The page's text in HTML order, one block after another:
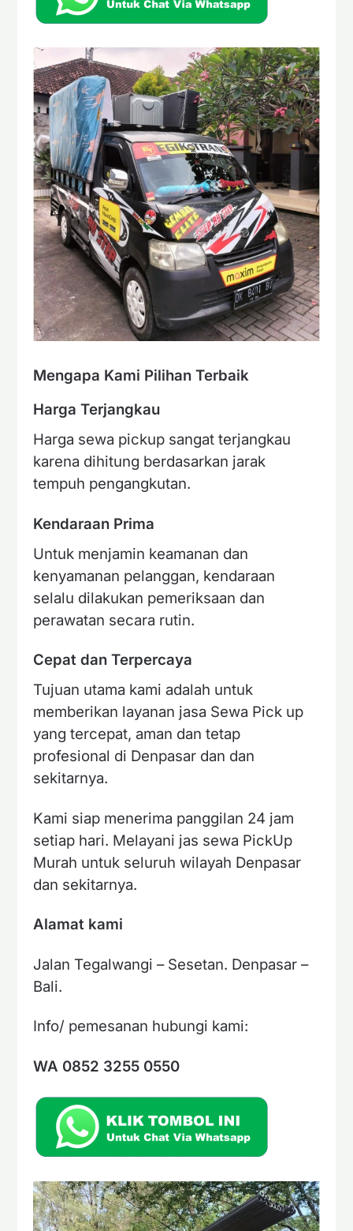
Mengapa Kami Pilihan Terbaik
Harga Terjangkau
Harga sewa pickup sangat terjangkau
karena dihitung berdasarkan jarak
tempuh pengangkutan.
Kendaraan Prima
Untuk menjamin keamanan dan
kenyamanan pelanggan, kendaraan
selalu dilakukan pemeriksaan dan
perawatan secara rutin.
Cepat dan Terpercaya
Tujuan utama kami adalah untuk
memberikan layanan jasa Sewa Pick up
yang tercepat, aman dan tetap
profesional di Denpasar dan dan
sekitarnya.
Kami siap menerima panggilan 24 jam
setiap hari. Melayani jas sewa PickUp
Murah untuk seluruh wilayah Denpasar
dan sekitarnya.
Alamat kami
Jalan Tegalwangi – Sesetan. Denpasar –
Bali.
Info/ pemesanan hubungi kami:
WA 0852 3255 0550